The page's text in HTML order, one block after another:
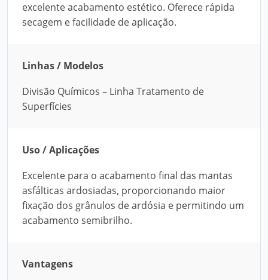
excelente acabamento estético. Oferece rápida
secagem e facilidade de aplicação.
Linhas / Modelos
Divisão Químicos – Linha Tratamento de
Superfícies
Uso / Aplicações
Excelente para o acabamento final das mantas
asfálticas ardosiadas, proporcionando maior
fixação dos grânulos de ardósia e permitindo um
acabamento semibrilho.
Vantagens